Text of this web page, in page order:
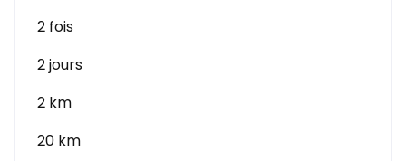
2 fois
2 jours
2 km
20 km